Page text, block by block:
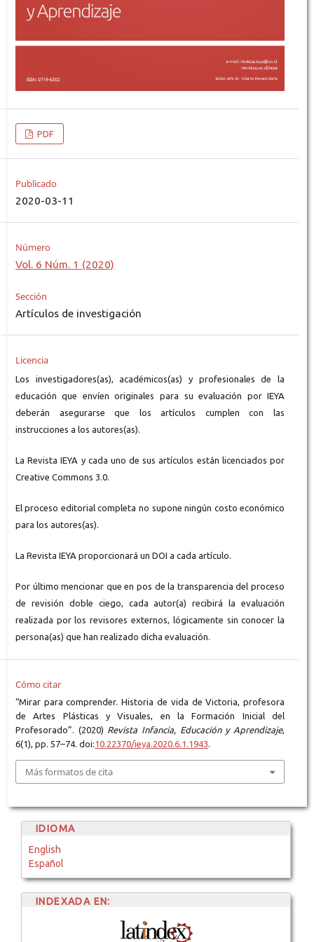
PDF
Publicado
2020-03-11
Número
Vol. 6 Núm. 1 (2020)
Sección
Artículos de investigación
Licencia
Los investigadores(as), académicos(as) y profesionales de la
educación que envíen originales para su evaluación por IEYA
deberán asegurarse que los artículos cumplen con las
instrucciones a los autores(as).
La Revista IEYA y cada uno de sus artículos están licenciados por
Creative Commons 3.0.
El proceso editorial completa no supone ningún costo económico
para los autores(as).
La Revista IEYA proporcionará un DOI a cada artículo.
Por último mencionar que en pos de la transparencia del proceso
de revisión doble ciego, cada autor(a) recibirá la evaluación
realizada por los revisores externos, lógicamente sin conocer la
persona(as) que han realizado dicha evaluación.
Cómo citar
“Mirar para comprender. Historia de vida de Victoria, profesora
de Artes Plásticas y Visuales, en la Formación Inicial del
Profesorado”. (2020) Revista Infancia, Educación y Aprendizaje,
6(1), pp. 57–74. doi:10.22370/ieya.2020.6.1.1943.
Más formatos de cita
IDIOMA
English
Español
INDEXADA EN: